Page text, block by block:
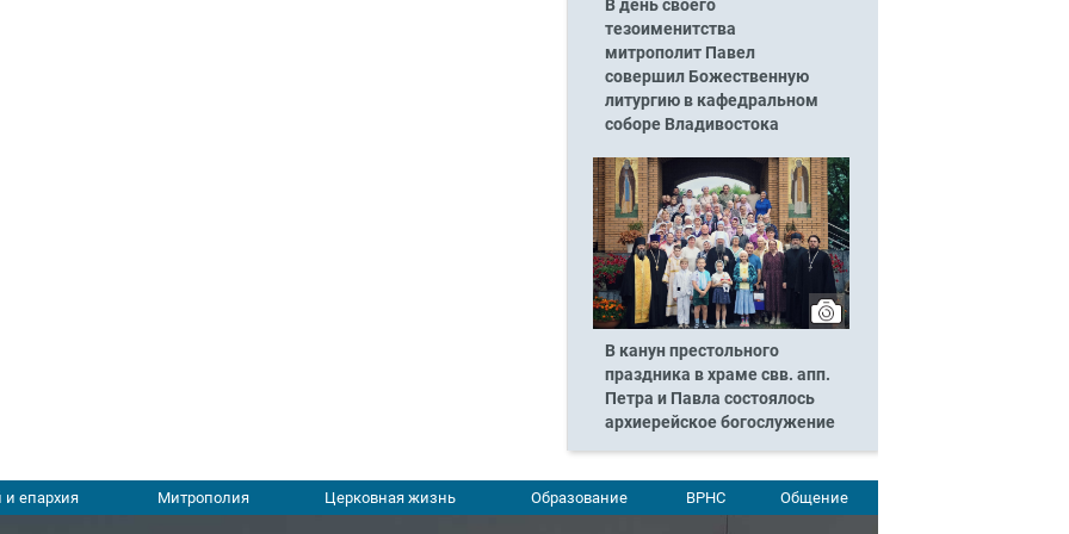
В день своего
тезоименитства
митрополит Павел
совершил Божественную
литургию в кафедральном
соборе Владивостока
В канун престольного
праздника в храме свв. апп.
Петра и Павла состоялось
архиерейское богослужение
и епархия Митрополия Церковная жизнь Образование ВРНС Общение